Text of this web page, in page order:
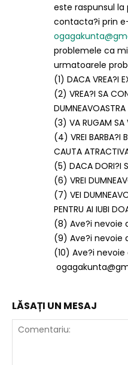
este raspunsul
contacta?i prin
problemele ca
urmatoarele
(1) DACA VREA?I
(2) VREA?I SA
DUMNEAVOASTRA
(3) VA RUGAM SA
(4) VREI BARBA?I
CAUTA
(5) DACA DORI?I
(6) VREI
(7) VEI
PENTRU AI IUBI
(8) Ave?i nevoie
(9) Ave?i nevoie
(10) Ave?i
LĂSAȚI UN MESAJ